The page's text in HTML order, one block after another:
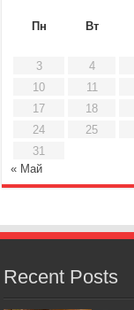
Пн
Вт
3
4
10
11
17
18
24
25
31
« Май
Recent Posts